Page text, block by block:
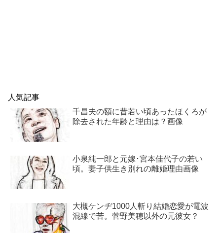
人気記事
千昌夫の額に昔若い頃あったほくろが
除去された年齢と理由は？画像
小泉純一郎と元嫁･宮本佳代子の若い
頃。妻子供生き別れの離婚理由画像
大槻ケンヂ1000人斬り結婚恋愛が電波
混線で苦。菅野美穂以外の元彼女？